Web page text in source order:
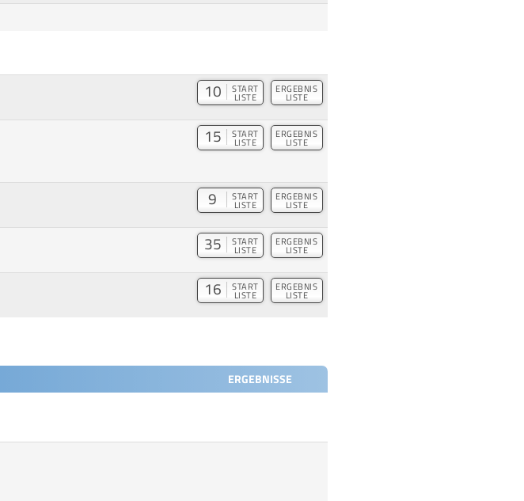
10 START
LISTE
ERGEBNIS
LISTE
15 START
LISTE
ERGEBNIS
LISTE
9 START
LISTE
ERGEBNIS
LISTE
35 START
LISTE
ERGEBNIS
LISTE
16 START
LISTE
ERGEBNIS
LISTE
ERGEBNISSE